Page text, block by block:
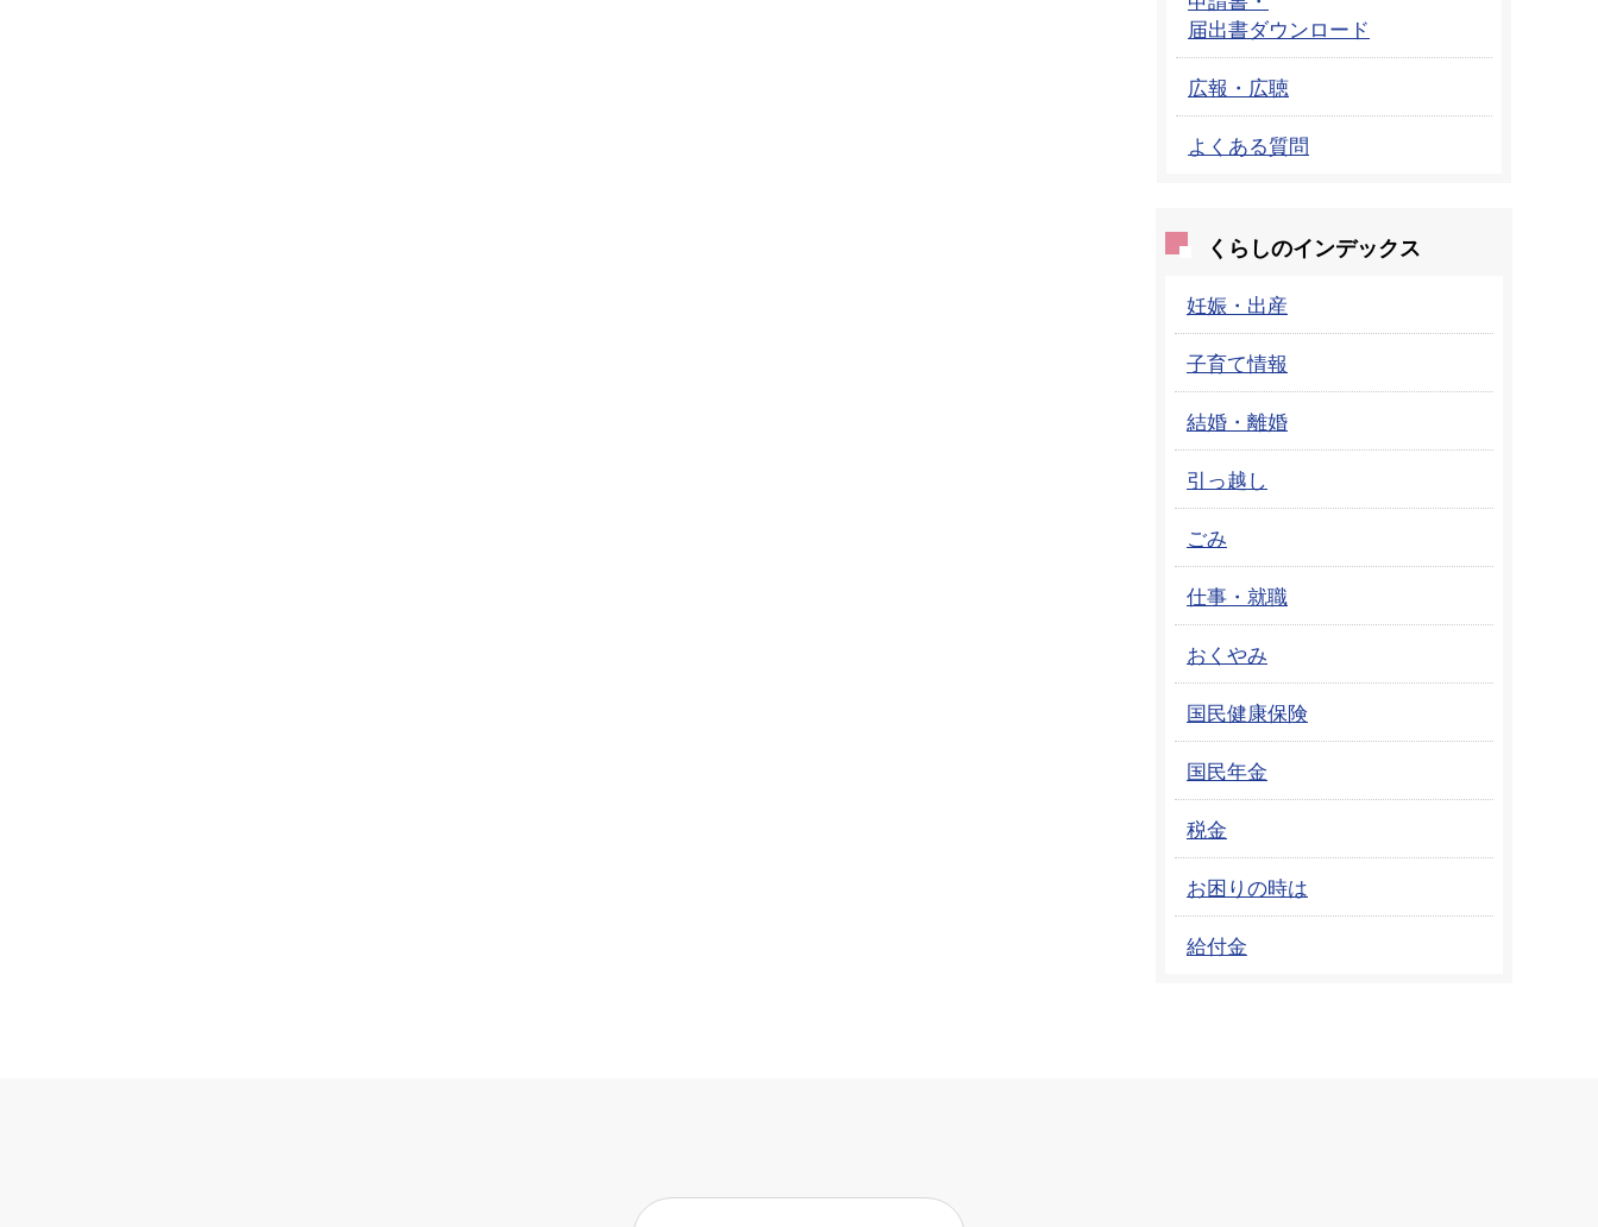
届出書ダウンロード
広報・広聴
よくある質問
くらしのインデックス
妊娠・出産
子育て情報
結婚・離婚
引っ越し
ごみ
仕事・就職
おくやみ
国民健康保険
国民年金
税金
お困りの時は
給付金